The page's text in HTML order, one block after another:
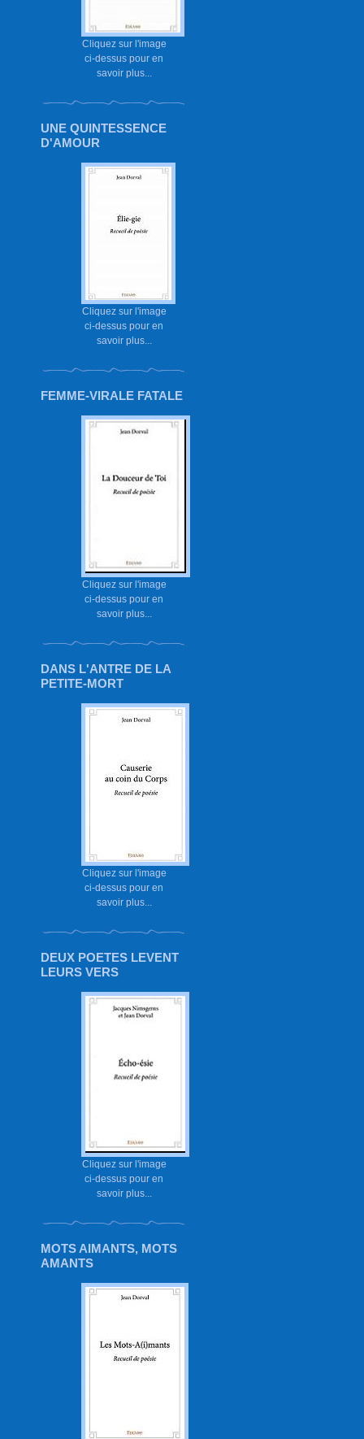
Cliquez sur l'image
ci-dessus pour en
savoir plus...
UNE QUINTESSENCE
D'AMOUR
Cliquez sur l'image
ci-dessus pour en
savoir plus...
FEMME-VIRALE FATALE
Cliquez sur l'image
ci-dessus pour en
savoir plus...
DANS L'ANTRE DE LA
PETITE-MORT
Cliquez sur l'image
ci-dessus pour en
savoir plus...
DEUX POETES LEVENT
LEURS VERS
Cliquez sur l'image
ci-dessus pour en
savoir plus...
MOTS AIMANTS, MOTS
AMANTS